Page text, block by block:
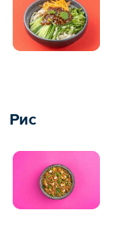
Рис